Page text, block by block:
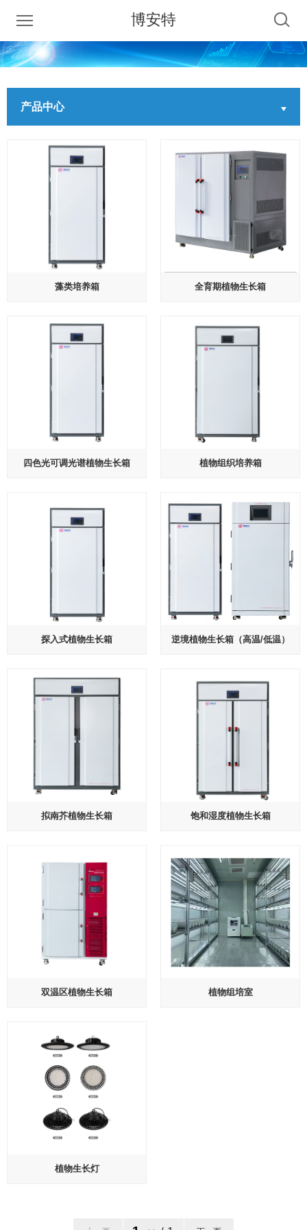
博安特
产品中心
藻类培养箱 全育期植物生长箱
四色光可调光谱植物生长箱 植物组织培养箱
探入式植物生长箱 逆境植物生长箱（高温/低温）
拟南芥植物生长箱 饱和湿度植物生长箱
双温区植物生长箱 植物组培室
植物生长灯